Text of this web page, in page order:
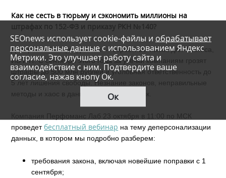
Как не сесть в тюрьму и сэкономить миллионы на
штрафах по 152-ФЗ и приказу РКН №140?
Деперсонализация данных — серьезный вызов для бизнеса,
ИБ и IT. С сентября этого года за утечки компаниям грозят
штрафы до 500 млн рублей и уголовная ответственность до
5 лет лишения свободы. Незнание законов, неправильные
методы и хаос в данных = огромный риск.
Компания Перфоманс Лаб 23 октября в 11:00 по МСК
проведетбесплатный вебинар на тему деперсонализации
данных, в котором мы подробно разберем:
требования закона, включая новейшие поправки с 1
сентября;
SEOnews использует cookie-файлы и обрабатывает
персональные данные с использованием Яндекс
Метрики. Это улучшает работу сайта и
взаимодействие с ним. Подтвердите ваше
согласие, нажав кнопу Ок.
Ок